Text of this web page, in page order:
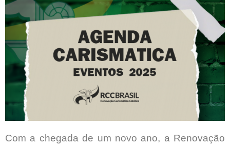
Com a chegada de um novo ano, a Renovação